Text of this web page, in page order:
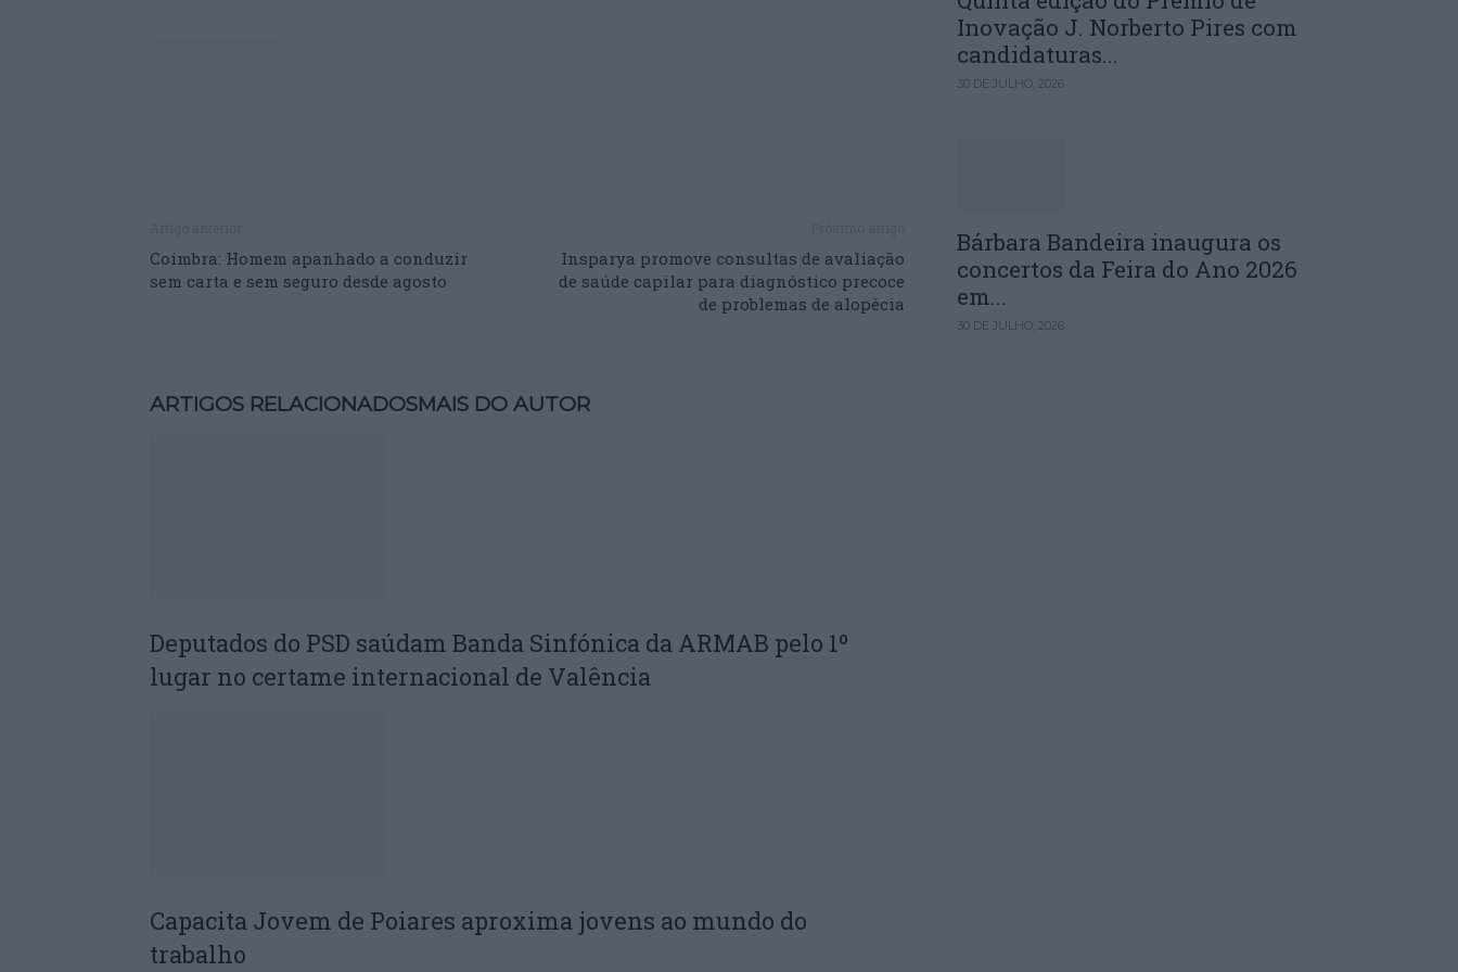
Coimbra: Homem apanhado a conduzir
sem carta e sem seguro desde agosto
Insparya promove consultas de avaliação
de saúde capilar para diagnóstico precoce
de problemas de alopécia
ARTIGOS RELACIONADOSMAIS DO AUTOR
Deputados do PSD saúdam Banda Sinfónica da ARMAB pelo 1º
lugar no certame internacional de Valência
Capacita Jovem de Poiares aproxima jovens ao mundo do
trabalho
Inovação J. Norberto Pires com
candidaturas...
30 DE JULHO, 2026
Bárbara Bandeira inaugura os
concertos da Feira do Ano 2026
em...
30 DE JULHO, 2026